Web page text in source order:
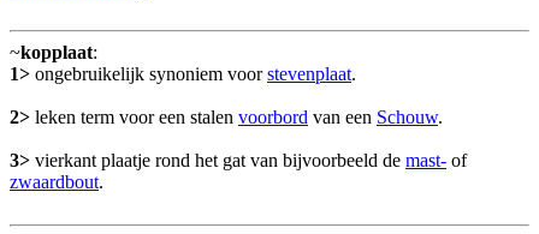
~kopplaat:
1> ongebruikelijk synoniem voorstevenplaat.
2> leken term voor een stalen voorbord van een Schouw.
3> vierkant plaatje rond het gat van bijvoorbeeld de mast- of
zwaardbout.